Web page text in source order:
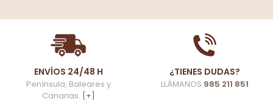
ENVÍOS 24/48 H
Península, Baleares y
Canarias. [+]
¿TIENES DUDAS?
LLÁMANOS 985 211 851